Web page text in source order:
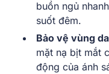
buồn ngủ
suốt đêm.
Bảo vệ vùng
mặt nạ bịt mắt
động của ánh